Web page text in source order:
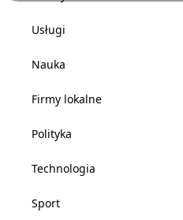
Usługi
Nauka
Firmy lokalne
Polityka
Technologia
Sport